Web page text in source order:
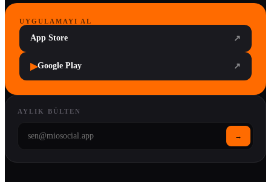
UYGULAMAYI AL
App Store ↗
▶Google Play ↗
AYLIK BÜLTEN
→